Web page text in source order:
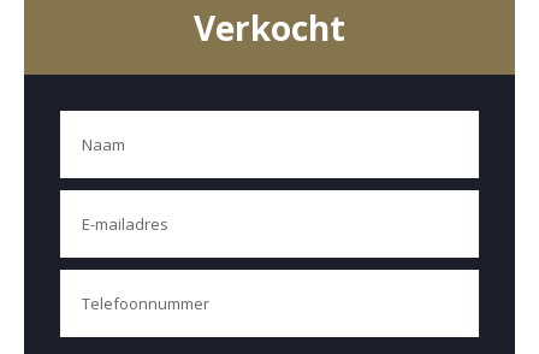
ruitensproeiers/wisserbladen verwarmbaar
multimedia scherm groot
Toon meer
Verkocht